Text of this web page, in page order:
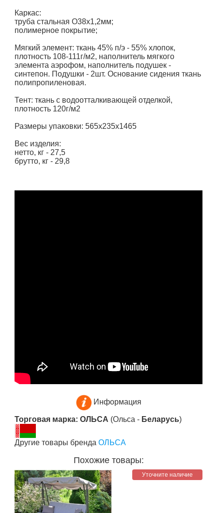
Каркас:
труба стальная O38х1,2мм;
полимерное покрытие;
Мягкий элемент: ткань 45% п/э - 55% хлопок,
плотность 108-111г/м2, наполнитель мягкого
элемента аэрофом, наполнитель подушек -
синтепон. Подушки - 2шт. Основание сидения ткань
полипропиленовая.
Тент: ткань с водоотталкивающей отделкой,
плотность 120г/м2
Размеры упаковки: 565х235х1465
Вес изделия:
нетто, кг - 27,5
брутто, кг - 29,8
Информация
Торговая марка: ОЛЬСА (Ольса - Беларусь)
Другие товары бренда ОЛЬСА
Похожие товары:
Уточните наличие